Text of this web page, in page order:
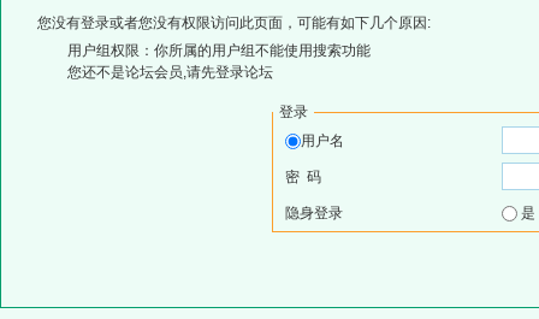
您没有登录或者您没有权限访问此页面，可能有如下几个原因:
用户组权限：你所属的用户组不能使用搜索功能
您还不是论坛会员,请先登录论坛
登录
用户名
密 码
隐身登录